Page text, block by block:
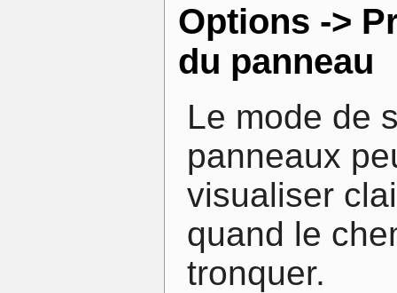
Options ->
du panneau
Le mode de
panneaux
visualiser
quand le
tronquer.